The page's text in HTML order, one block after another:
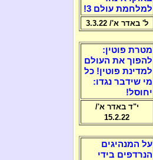
למלחמת עולם 3!
ל' באדר א'/ 3.3.22
מטרת פוטין:
להפוך את העולם
למדינת פוטין! כל
מי שידבר נגדו:
יחוסל!
י"ד באדר א'/
15.2.22
על המנהיגים
הנרדפים בידי